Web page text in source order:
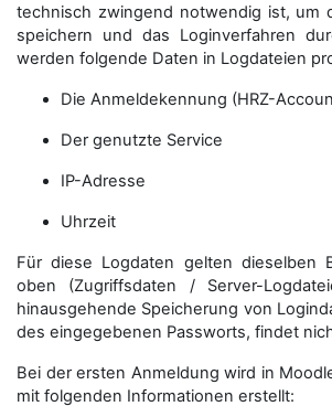
technisch zwingend notwendig ist, um
speichern und das Loginverfahren
werden folgende Daten in Logdateien
Die Anmeldekennung (HRZ-
Der genutzte Service
IP-Adresse
Uhrzeit
Für diese Logdaten gelten dieselben
oben (Zugriffsdaten / Server-
hinausgehende Speicherung von
des eingegebenen Passworts, findet
Bei der ersten Anmeldung wird in
mit folgenden Informationen erstellt: